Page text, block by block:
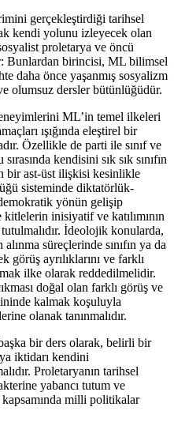
gerçekleştirdiği tarihsel
kendi yolunu izleyecek olan
proletarya ve öncü
Bunlardan birincisi, ML bilimsel
daha önce yaşanmış sosyalizm
olumsuz dersler bütünlüğüdür.
ML’in temel ilkeleri
ışığında eleştirel bir
Özellikle de parti ile sınıf ve
kendisini sık sık sınıfın
bir ast-üst ilişkisi kesinlikle
sisteminde diktatörlük-
yönün gelişip
kitlelerin inisiyatif ve katılımının
İdeolojik konularda,
süreçlerinde sınıfın ya da
görüş ayrılıklarını ve farklı
ilke olarak reddedilmelidir.
doğal olan farklı görüş ve
kalmak koşuluyla
olanak tanınmalıdır.
bir ders olarak, belirli bir
iktidarı kendini
Proletaryanın tarihsel
yabancı tutum ve
milli politikalar